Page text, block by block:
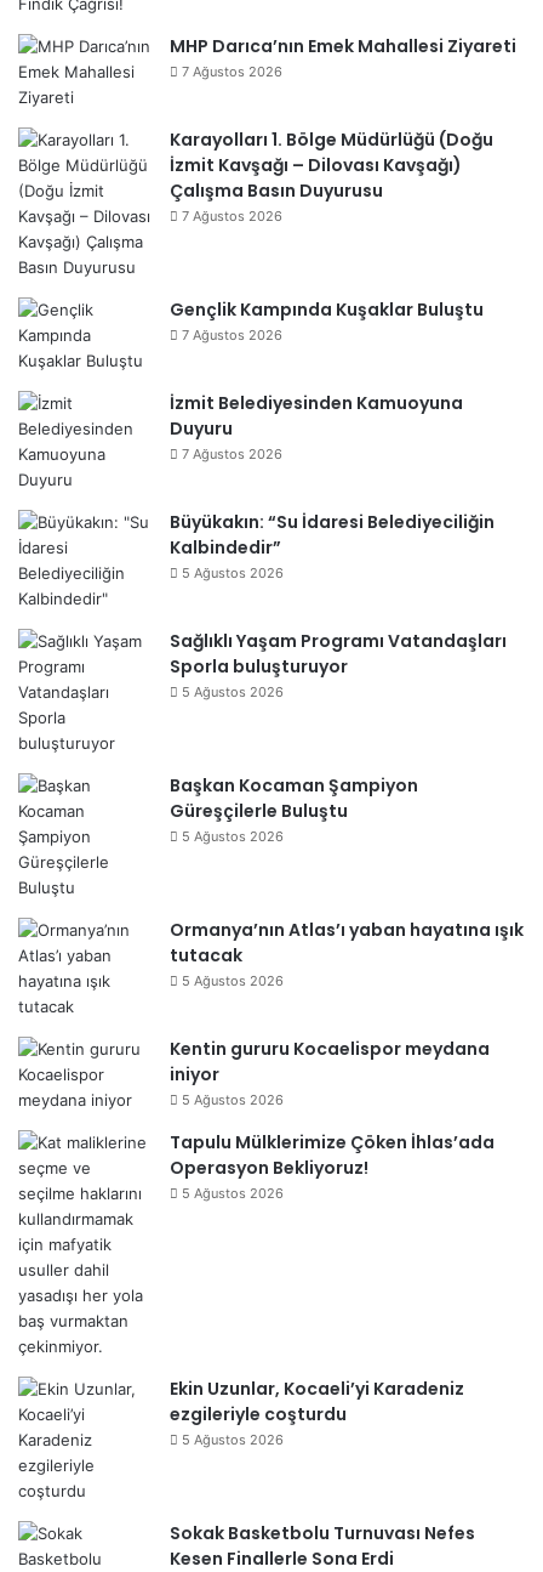
MHP Darıca’nın Emek Mahallesi Ziyareti
7 Ağustos 2026
Karayolları 1. Bölge Müdürlüğü (Doğu
İzmit Kavşağı – Dilovası Kavşağı)
Çalışma Basın Duyurusu
7 Ağustos 2026
Gençlik Kampında Kuşaklar Buluştu
7 Ağustos 2026
İzmit Belediyesinden Kamuoyuna
Duyuru
7 Ağustos 2026
Büyükakın: “Su İdaresi Belediyeciliğin
Kalbindedir”
5 Ağustos 2026
Sağlıklı Yaşam Programı Vatandaşları
Sporla buluşturuyor
5 Ağustos 2026
Başkan Kocaman Şampiyon
Güreşçilerle Buluştu
5 Ağustos 2026
Ormanya’nın Atlas’ı yaban hayatına ışık
tutacak
5 Ağustos 2026
Kentin gururu Kocaelispor meydana
iniyor
5 Ağustos 2026
Tapulu Mülklerimize Çöken İhlas’ada
Operasyon Bekliyoruz!
5 Ağustos 2026
Ekin Uzunlar, Kocaeli’yi Karadeniz
ezgileriyle coşturdu
5 Ağustos 2026
Sokak Basketbolu Turnuvası Nefes
Kesen Finallerle Sona Erdi